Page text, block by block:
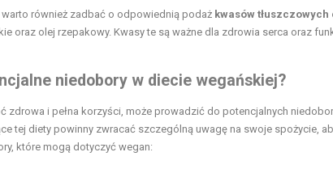
również zadbać o odpowiednią podaż kwasów tłuszczowych
oraz olej rzepakowy. Kwasy te są ważne dla zdrowia serca oraz
niedobory w diecie wegańskiej?
zdrowa i pełna korzyści, może prowadzić do potencjalnych
tej diety powinny zwracać szczególną uwagę na swoje spożycie,
które mogą dotyczyć wegan: